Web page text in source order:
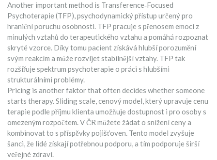
Another important method is Transference‑Focused
Psychoterapie (TFP),psychodynamický přístup určený pro
hraniční poruchu osobnosti. TFP pracuje s přenosem emocí z
minulých vztahů do terapeutického vztahu a pomáhá rozpoznat
skryté vzorce. Díky tomu pacient získává hlubší porozumění
svým reakcím a může rozvíjet stabilnější vztahy. TFP tak
rozšiřuje spektrum psychoterapie o práci s hlubšími
strukturálními problémy.
Pricing is another faktor that often decides whether someone
starts therapy.Sliding scale,cenový model, který upravuje cenu
terapie podle příjmu klienta umožňuje dostupnost i pro osoby s
omezeným rozpočtem. V ČR můžete žádat o snížení ceny a
kombinovat to s příspěvky pojišťoven. Tento model zvyšuje
šanci, že lidé získají potřebnou podporu, a tím podporuje širší
veřejné zdraví.